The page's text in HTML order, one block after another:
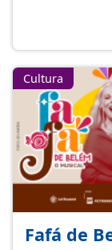
Cultura
Fafá de